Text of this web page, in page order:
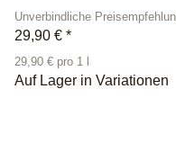
Unverbindliche
29,90 € *
29,90 € pro 1 l
Auf Lager in Variationen